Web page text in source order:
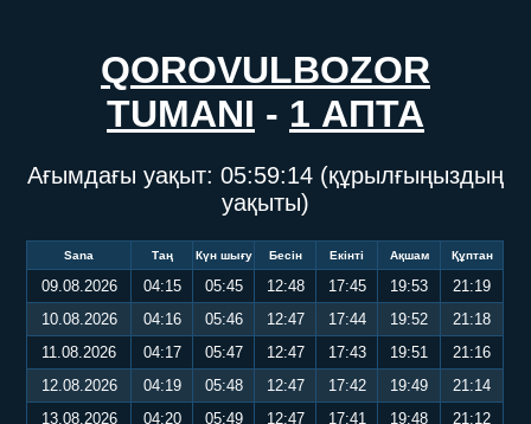
QOROVULBOZOR
TUMANI - 1 АПТА
Ағымдағы уақыт: 05:59:14 (құрылғыңыздың
уақыты)
Sana Таң Күн шығу Бесін Екінті Ақшам Құптан
09.08.2026 04:15 05:45 12:48 17:45 19:53
21:19
10.08.2026
04:16 05:46 12:47 17:44 19:52
21:18
11.08.2026
04:17 05:47 12:47 17:43 19:51
21:16
12.08.2026
04:19 05:48 12:47 17:42 19:49
21:14
13.08.2026
04:20 05:49 12:47 17:41 19:48
21:12